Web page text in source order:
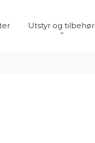
Utstyr og tilbehør